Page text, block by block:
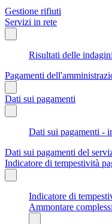
Gestione rifiuti
Servizi in rete
Risultati delle
Pagamenti
Dati sui pagamenti
Dati sui pagamenti -
Dati sui pagamenti del
Indicatore di tempestività
Indicatore di
Ammontare